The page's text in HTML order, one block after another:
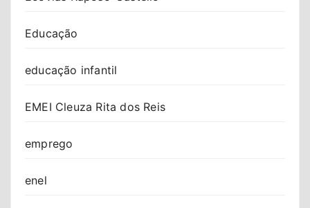
Educação
educação infantil
EMEI Cleuza Rita dos Reis
emprego
enel